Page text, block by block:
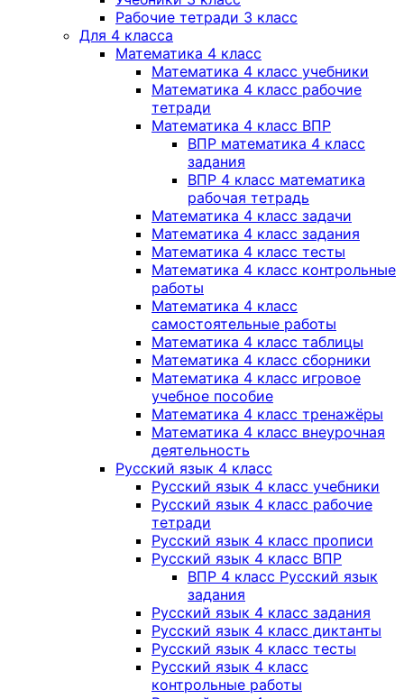
Рабочие тетради 3 класс
Для 4 класса
Математика 4 класс
Математика 4 класс учебники
Математика 4 класс рабочие
тетради
Математика 4 класс ВПР
ВПР математика 4 класс
задания
ВПР 4 класс математика
рабочая тетрадь
Математика 4 класс задачи
Математика 4 класс задания
Математика 4 класс тесты
Математика 4 класс контрольные
работы
Математика 4 класс
самостоятельные работы
Математика 4 класс таблицы
Математика 4 класс сборники
Математика 4 класс игровое
учебное пособие
Математика 4 класс тренажёры
Математика 4 класс внеурочная
деятельность
Русский язык 4 класс
Русский язык 4 класс учебники
Русский язык 4 класс рабочие
тетради
Русский язык 4 класс прописи
Русский язык 4 класс ВПР
ВПР 4 класс Русский язык
задания
Русский язык 4 класс задания
Русский язык 4 класс диктанты
Русский язык 4 класс тесты
Русский язык 4 класс
контрольные работы